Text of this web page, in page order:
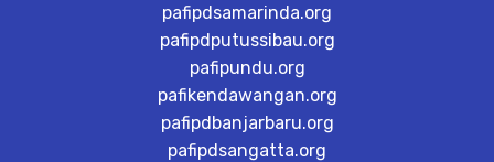
pafipdsamarinda.org
pafipdputussibau.org
pafipundu.org
pafikendawangan.org
pafipdbanjarbaru.org
pafipdsangatta.org